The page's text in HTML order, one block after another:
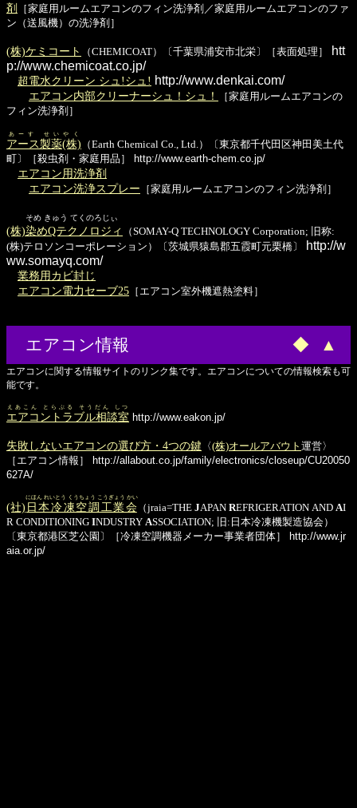
剤
［家庭用ルームエアコンのフィン洗浄剤／家庭用ルームエアコンのファ
ン（送風機）の洗浄剤］
(株)ケミコート （CHEMICOAT）〔千葉県浦安市北栄〕［表面処理］
htt
p://www.chemicoat.co.jp/
超電水クリーン シュ!シュ! http://www.denkai.com/
エアコン内部クリーナーシュ！シュ！
［家庭用ルームエアコンの
フィン洗浄剤］
アース製薬(株)
あーす せいやく
（Earth Chemical Co., Ltd.）〔東京都千代田区神田美土代
町〕［殺虫剤・家庭用品］
http://www.earth-chem.co.jp/
エアコン用洗浄剤
エアコン洗浄スプレー ［家庭用ルームエアコンのフィン洗浄剤］
そめ きゅう てくのろじぃ
(株)染めQテクノロジィ
（SOMAY-Q TECHNOLOGY Corporation; 旧称:
(株)テロソンコーポレーション）〔茨城県猿島郡五霞町元栗橋〕
http://w
ww.somayq.com/
業務用カビ封じ
エアコン電力セーブ25 ［エアコン室外機遮熱塗料］
エアコン情報 ◆ ▲
エアコンに関する情報サイトのリンク集です。エアコンについての情報検索も可
能です。
エアコントラブル相談室
えあこん とらぶる そうだん しつ
http://www.eakon.jp/
失敗しないエアコンの選び方・4つの鍵 〈(株)オールアバウト 運営〉
［エアコン情報］
http://allabout.co.jp/family/electronics/closeup/CU20050
627A/
(社) 日本冷凍空調工業会
にほん れいとう くうちょう こうぎょう かい
（jraia=THE JAPAN REFRIGERATION AND AI
R CONDITIONING INDUSTRY ASSOCIATION; 旧:日本冷凍機製造協会）
〔東京都港区芝公園〕［冷凍空調機器メーカー事業者団体］
http://www.jr
aia.or.jp/